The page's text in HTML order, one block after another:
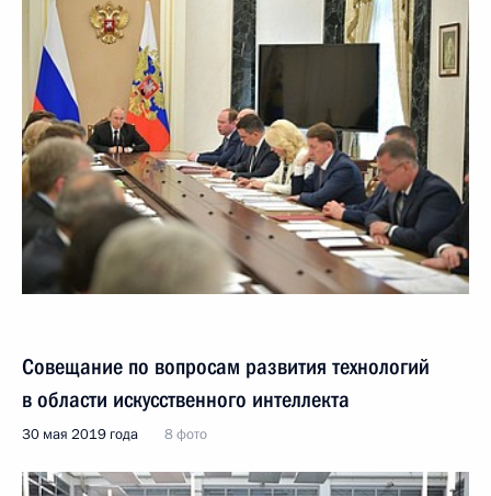
Совещание по вопросам развития технологий
в области искусственного интеллекта
30 мая 2019 года 8 фото